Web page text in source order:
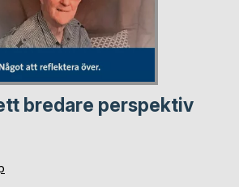
bredare perspektiv